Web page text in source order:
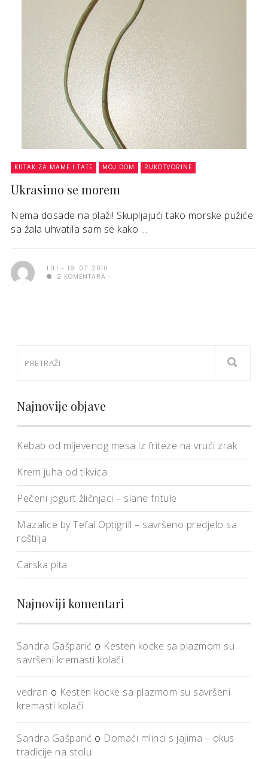
KUTAK ZA MAME I TATE MOJ DOM RUKOTVORINE
Ukrasimo se morem
Nema dosade na plaži! Skupljajući tako morske pužiće
sa žala uhvatila sam se kako ...
LILI
19. 07. 2010.
2 KOMENTARA
Najnovije objave
Kebab od mljevenog mesa iz friteze na vrući zrak
Krem juha od tikvica
Pečeni jogurt žličnjaci – slane fritule
Mazalice by Tefal Optigrill – savršeno predjelo sa
roštilja
Carska pita
Najnoviji komentari
Sandra Gašparić o Kesten kocke sa plazmom su
savršeni kremasti kolači
vedran o Kesten kocke sa plazmom su savršeni
kremasti kolači
Sandra Gašparić o Domaći mlinci s jajima – okus
tradicije na stolu